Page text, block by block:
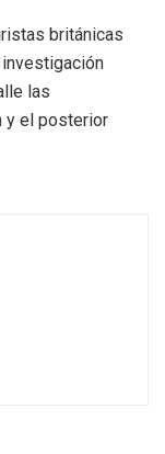
británicas
investigación
las
y el posterior